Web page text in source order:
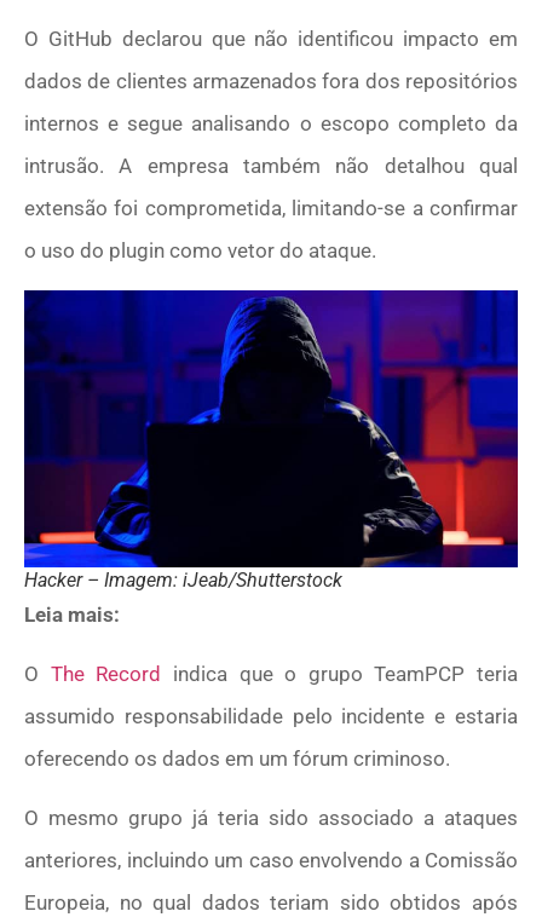
O GitHub declarou que não identificou impacto em
dados de clientes armazenados fora dos repositórios
internos e segue analisando o escopo completo da
intrusão. A empresa também não detalhou qual
extensão foi comprometida, limitando-se a confirmar
o uso do plugin como vetor do ataque.
Hacker – Imagem: iJeab/Shutterstock
Leia mais:
O The Record indica que o grupo TeamPCP teria
assumido responsabilidade pelo incidente e estaria
oferecendo os dados em um fórum criminoso.
O mesmo grupo já teria sido associado a ataques
anteriores, incluindo um caso envolvendo a Comissão
Europeia, no qual dados teriam sido obtidos após